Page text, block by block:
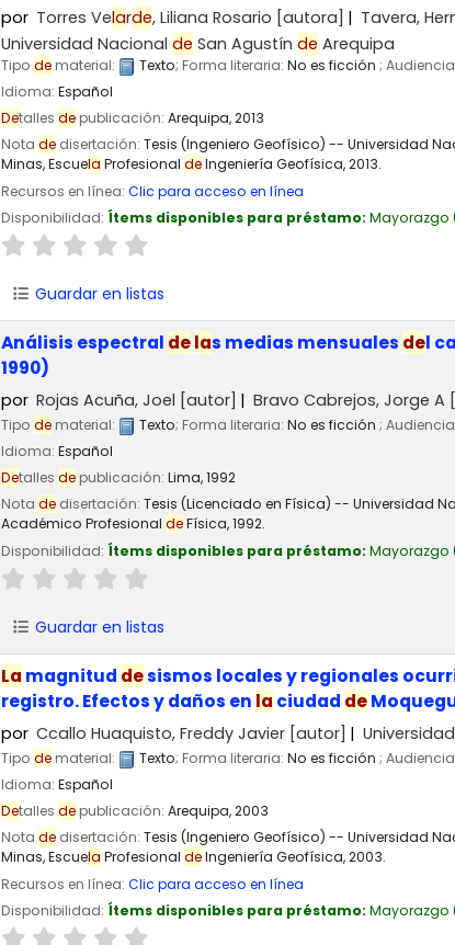
por Torres Velarde, Liliana Rosario [autora] Tavera,
Universidad Nacional de San Agustín de Arequipa
Tipo dematerial: Texto; Forma literaria: No es ficción ;
Idioma: Español
Detalles depublicación: Arequipa,2013
Nota de disertación: Tesis (Ingeniero Geofísico) -- Universidad
Minas, Escuela Profesional deIngeniería Geofísica, 2013.
Recursos en línea: Clic para acceso en línea
Disponibilidad: Ítems disponibles para préstamo: Mayorazgo
Guardar en listas
Análisis espectral delas medias mensuales del
1990)
por Rojas Acuña, Joel [autor] Bravo Cabrejos, Jorge A
Tipo de material: Texto; Forma literaria: No es ficción ;
Idioma: Español
Detalles de publicación: Lima,1992
Nota de disertación: Tesis (Licenciado en Física) -- Universidad
Académico Profesional deFísica, 1992.
Disponibilidad: Ítems disponibles para préstamo: Mayorazgo
Guardar en listas
La magnitud desismos locales y regionales
registro. Efectos y daños en la ciudad de
por Ccallo Huaquisto, Freddy Javier [autor]
Tipo dematerial: Texto; Forma literaria: No es ficción ;
Idioma: Español
Detalles depublicación: Arequipa,2003
Nota de disertación: Tesis (Ingeniero Geofísico) -- Universidad
Minas, Escuela Profesional deIngeniería Geofísica, 2003.
Recursos en línea: Clic para acceso en línea
Disponibilidad: Ítems disponibles para préstamo: Mayorazgo